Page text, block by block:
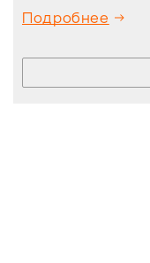
Подробнее